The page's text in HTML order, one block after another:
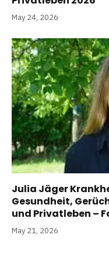
May 24, 2026
Julia Jäger
Gesundheit,
und Privatleben –
May 21, 2026